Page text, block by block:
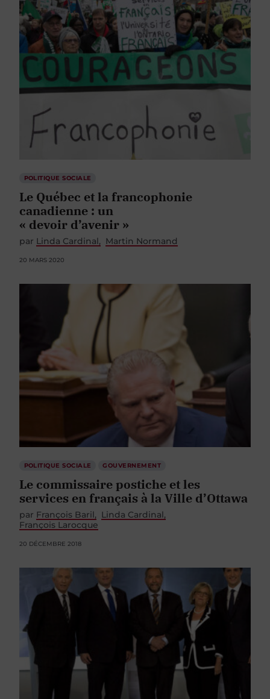
POLITIQUE SOCIALE
Le Québec et la francophonie
canadienne : un
« devoir d’avenir »
par Linda Cardinal Martin Normand
20 MARS 2020
POLITIQUE SOCIALE GOUVERNEMENT
Le commissaire postiche et les
services en français à la Ville d’Ottawa
par François Baril
Linda Cardinal
François Larocque
20 DÉCEMBRE 2018